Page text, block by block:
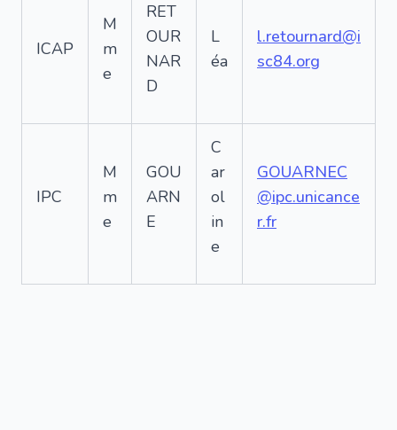
ICAP
M
m
e
RET
OUR
NAR
D
L
éa
l.retournard@i
sc84.org
IPC
M
m
e
GOU
ARN
E
C
ar
ol
in
e
GOUARNEC
@ipc.unicance
r.fr